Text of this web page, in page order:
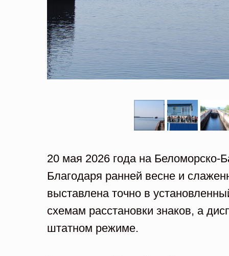
20 мая 2026 года на Беломорско-
Благодаря ранней весне и
выставлена точно в
схемам расстановки знаков, а
штатном режиме.